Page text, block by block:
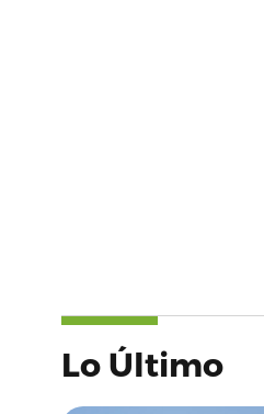
Lo Último